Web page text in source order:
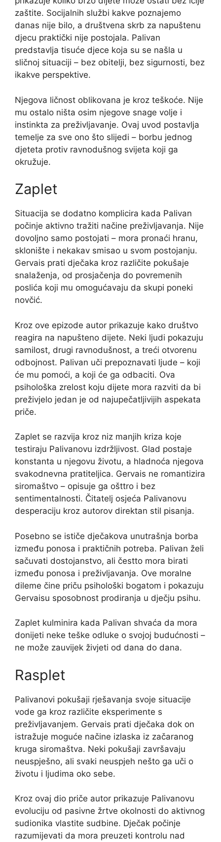
zaštite. Socijalnih službi kakve poznajemo
danas nije bilo, a društvena skrb za napuštenu
djecu praktički nije postojala. Palivan
predstavlja tisuće djece koja su se našla u
sličnoj situaciji – bez obitelji, bez sigurnosti, bez
ikakve perspektive.
Njegova ličnost oblikovana je kroz teškoće. Nije
mu ostalo ništa osim njegove snage volje i
instinkta za preživljavanje. Ovaj uvod postavlja
temelje za sve ono što slijedi – borbu jednog
djeteta protiv ravnodušnog svijeta koji ga
okružuje.
Zaplet
Situacija se dodatno komplicira kada Palivan
počinje aktivno tražiti načine preživljavanja. Nije
dovoljno samo postojati – mora pronaći hranu,
sklonište i nekakav smisao u svom postojanju.
Gervais prati dječaka kroz različite pokušaje
snalaženja, od prosjačenja do povremenih
poslića koji mu omogućavaju da skupi poneki
novčić.
Kroz ove epizode autor prikazuje kako društvo
reagira na napušteno dijete. Neki ljudi pokazuju
samilost, drugi ravnodušnost, a treći otvorenu
odbojnost. Palivan uči prepoznavati ljude – koji
će mu pomoći, a koji će ga odbaciti. Ova
psihološka zrelost koju dijete mora razviti da bi
preživjelo jedan je od najupečatljivijih aspekata
priče.
Zaplet se razvija kroz niz manjih kriza koje
testiraju Palivanovu izdržljivost. Glad postaje
konstanta u njegovu životu, a hladnoća njegova
svakodnevna pratiteljica. Gervais ne romantizira
siromaštvo – opisuje ga ošttro i bez
sentimentalnosti. Čitatelj osjeća Palivanovu
desperaciju kroz autorov direktan stil pisanja.
Posebno se ističe dječakova unutrašnja borba
između ponosa i praktičnih potreba. Palivan želi
sačuvati dostojanstvo, ali čestto mora birati
između ponosa i preživljavanja. Ove moralne
dileme čine priču psihološki bogatom i pokazuju
Gervaisu sposobnost prodiranja u dječju psihu.
Zaplet kulminira kada Palivan shvaća da mora
donijeti neke teške odluke o svojoj budućnosti –
ne može zauvijek živjeti od dana do dana.
Rasplet
Palivanovi pokušaji rješavanja svoje situacije
vode ga kroz različite eksperimente s
preživljavanjem. Gervais prati dječaka dok on
istražuje moguće načine izlaska iz začaranog
kruga siromaštva. Neki pokušaji završavaju
neuspješno, ali svaki neuspjeh nešto ga uči o
životu i ljudima oko sebe.
Kroz ovaj dio priče autor prikazuje Palivanovu
evoluciju od pasivne žrtve okolnosti do aktivnog
sudionika vlastite sudbine. Dječak počinje
razumijevati da mora preuzeti kontrolu nad